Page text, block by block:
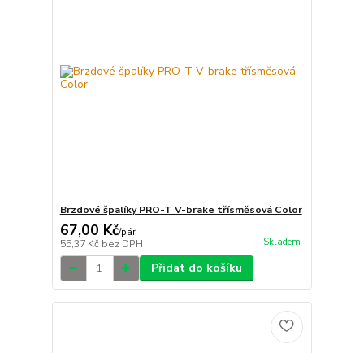
Brzdové špalíky PRO-T V-brake třísměsová Color
67,00 Kč/pár
55,37 Kč bez DPH Skladem
Přidat do košíku